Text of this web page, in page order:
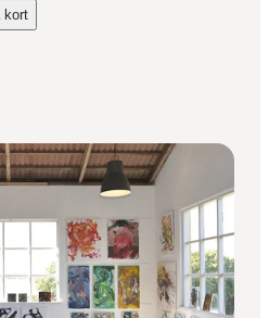
kort 44Møen on_map